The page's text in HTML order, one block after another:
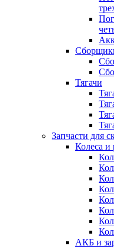
Тягачи
Запчасти для
Колеса и
АКБ и